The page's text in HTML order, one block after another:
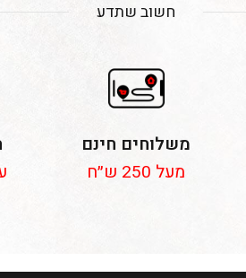
חשוב שתדע
משלוחים חינם
מעל 250 ש״ח